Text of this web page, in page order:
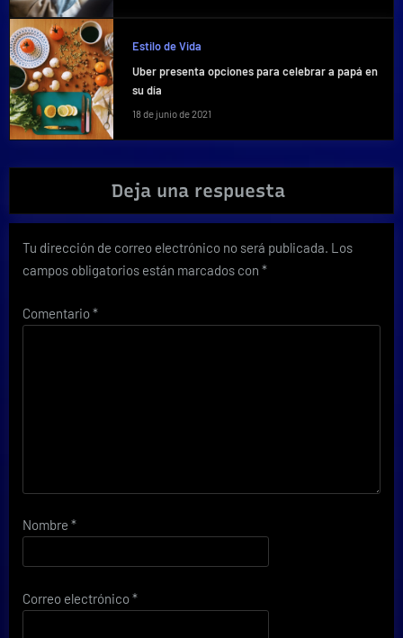
Estilo de Vida
Uber presenta opciones para celebrar a papá en
su día
18 de junio de 2021
Deja una respuesta
Tu dirección de correo electrónico no será publicada. Los
campos obligatorios están marcados con *
Comentario*
Nombre *
Correo electrónico*